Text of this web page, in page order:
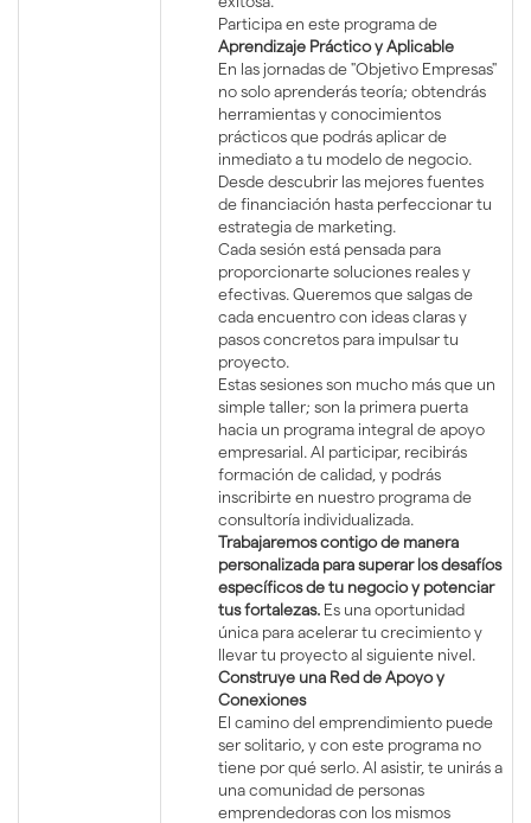
Participa en este programa de
Aprendizaje Práctico y Aplicable
En las jornadas de "Objetivo Empresas"
no solo aprenderás teoría; obtendrás
herramientas y conocimientos
prácticos que podrás aplicar de
inmediato a tu modelo de negocio.
Desde descubrir las mejores fuentes
de financiación hasta perfeccionar tu
estrategia de marketing.
Cada sesión está pensada para
proporcionarte soluciones reales y
efectivas. Queremos que salgas de
cada encuentro con ideas claras y
pasos concretos para impulsar tu
proyecto.
Estas sesiones son mucho más que un
simple taller; son la primera puerta
hacia un programa integral de apoyo
empresarial. Al participar, recibirás
formación de calidad, y podrás
inscribirte en nuestro programa de
consultoría individualizada.
Trabajaremos contigo de manera
personalizada para superar los desafíos
específicos de tu negocio y potenciar
tus fortalezas. Es una oportunidad
única para acelerar tu crecimiento y
llevar tu proyecto al siguiente nivel.
Construye una Red de Apoyo y
Conexiones
El camino del emprendimiento puede
ser solitario, y con este programa no
tiene por qué serlo. Al asistir, te unirás a
una comunidad de personas
emprendedoras con los mismos